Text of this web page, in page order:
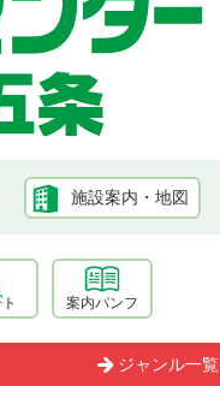
施設案内・地図
案内パンフ
ジャンル一覧